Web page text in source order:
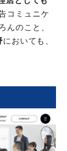
コミュニケ
んのこと、
においても、